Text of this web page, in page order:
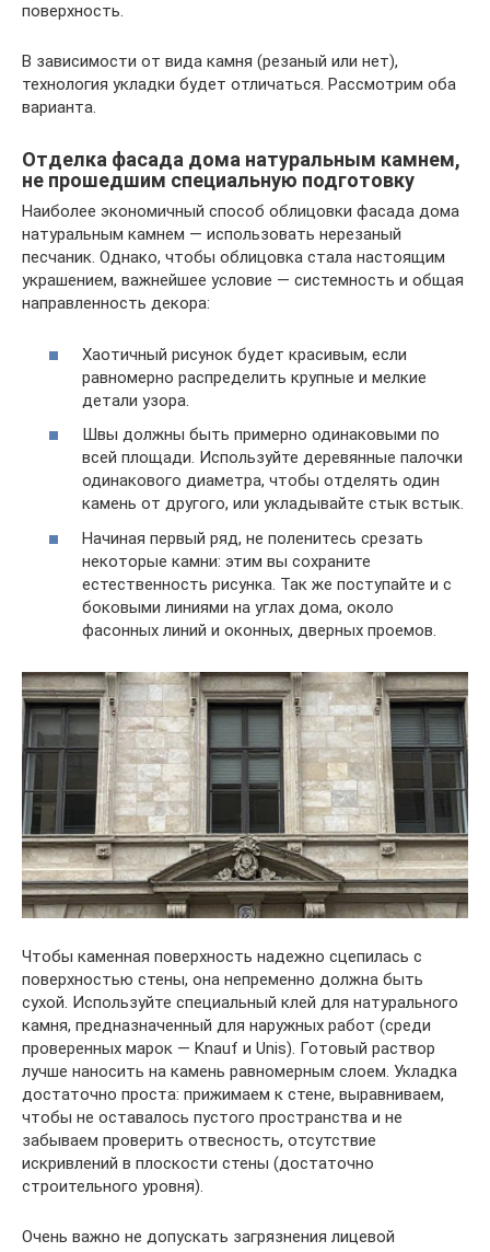
поверхность.
В зависимости от вида камня (резаный или нет),
технология укладки будет отличаться. Рассмотрим оба
варианта.
Отделка фасада дома натуральным камнем,
не прошедшим специальную подготовку
Наиболее экономичный способ облицовки фасада дома
натуральным камнем — использовать нерезаный
песчаник. Однако, чтобы облицовка стала настоящим
украшением, важнейшее условие — системность и общая
направленность декора:
Хаотичный рисунок будет красивым, если
равномерно распределить крупные и мелкие
детали узора.
Швы должны быть примерно одинаковыми по
всей площади. Используйте деревянные палочки
одинакового диаметра, чтобы отделять один
камень от другого, или укладывайте стык встык.
Начиная первый ряд, не поленитесь срезать
некоторые камни: этим вы сохраните
естественность рисунка. Так же поступайте и с
боковыми линиями на углах дома, около
фасонных линий и оконных, дверных проемов.
Чтобы каменная поверхность надежно сцепилась с
поверхностью стены, она непременно должна быть
сухой. Используйте специальный клей для натурального
камня, предназначенный для наружных работ (среди
проверенных марок — Knauf и Unis). Готовый раствор
лучше наносить на камень равномерным слоем. Укладка
достаточно проста: прижимаем к стене, выравниваем,
чтобы не оставалось пустого пространства и не
забываем проверить отвесность, отсутствие
искривлений в плоскости стены (достаточно
строительного уровня).
Очень важно не допускать загрязнения лицевой